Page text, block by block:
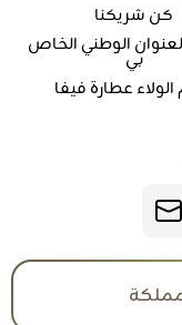
كن شريكنا
الوطني الخاص
بي
عطارة فيفا